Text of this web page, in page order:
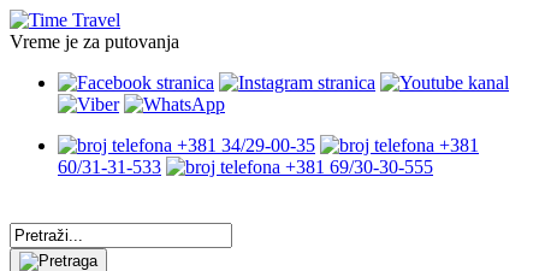
Vreme je za putovanja
+381 34/29-00-35
+381
60/31-31-533
+381 69/30-30-555